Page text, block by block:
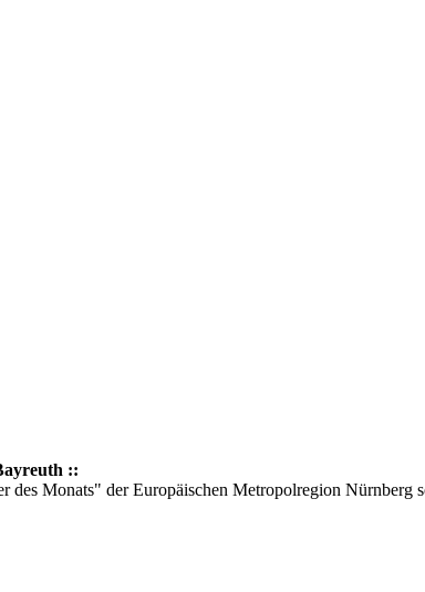
::
Monats" der Europäischen Metropolregion